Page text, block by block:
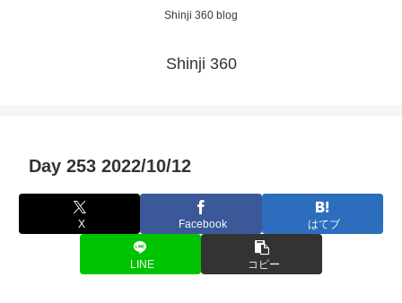
Shinji 360 blog
Shinji 360
Day 253 2022/10/12
X Facebook はてブ
LINE コピー